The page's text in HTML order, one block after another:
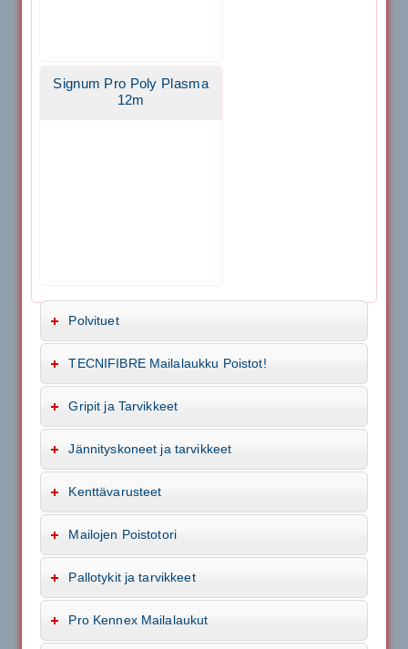
Signum Pro Poly Plasma
12m
Polvituet
TECNIFIBRE Mailalaukku Poistot!
Gripit ja Tarvikkeet
Jännityskoneet ja tarvikkeet
Kenttävarusteet
Mailojen Poistotori
Pallotykit ja tarvikkeet
Pro Kennex Mailalaukut